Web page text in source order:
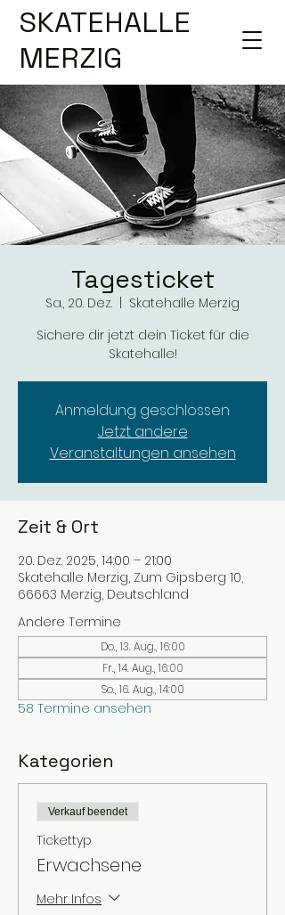
SKATEHALLE
MERZIG
Tagesticket
Sa., 20. Dez.
Skatehalle Merzig
Sichere dir jetzt dein Ticket für die
Skatehalle!
Anmeldung geschlossen
Jetzt andere
Veranstaltungen ansehen
Zeit & Ort
20. Dez. 2025, 14:00 – 21:00
Skatehalle Merzig, Zum Gipsberg 10,
66663 Merzig, Deutschland
Andere Termine
Do., 13. Aug., 16:00
Fr., 14. Aug., 16:00
So., 16. Aug., 14:00
58 Termine ansehen
Kategorien
Verkauf beendet
Tickettyp
Erwachsene
Mehr Infos